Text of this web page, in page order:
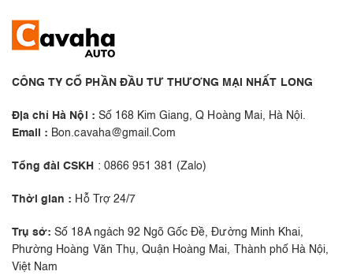
CÔNG TY CỔ PHẦN ĐẦU TƯ THƯƠNG MẠI NHẤT LONG
Địa chỉ Hà Nội : Số 168 Kim Giang, Q Hoàng Mai, Hà Nội.
Email : Bon.cavaha@gmail.Com
Tổng đài CSKH : 0866 951 381 (Zalo)
Thời gian : Hỗ Trợ 24/7
Trụ sở: Số 18A ngách 92 Ngõ Gốc Đề, Đường Minh Khai,
Phường Hoàng Văn Thụ, Quận Hoàng Mai, Thành phố Hà Nội,
Việt Nam